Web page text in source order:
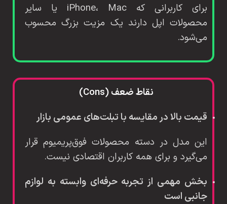
برای کاربرانی که iPhone، Mac یا سایر
محصولات اپل دارند یک مزیت بزرگ محسوب
می‌شود.
نقاط ضعف (Cons)
قیمت بالا در مقایسه با تبلت‌های عمومی بازار
این مدل در دسته محصولات فوق‌پریمیوم قرار
می‌گیرد و برای همه کاربران اقتصادی نیست.
بخش مهمی از تجربه حرفه‌ای وابسته به لوازم
جانبی است